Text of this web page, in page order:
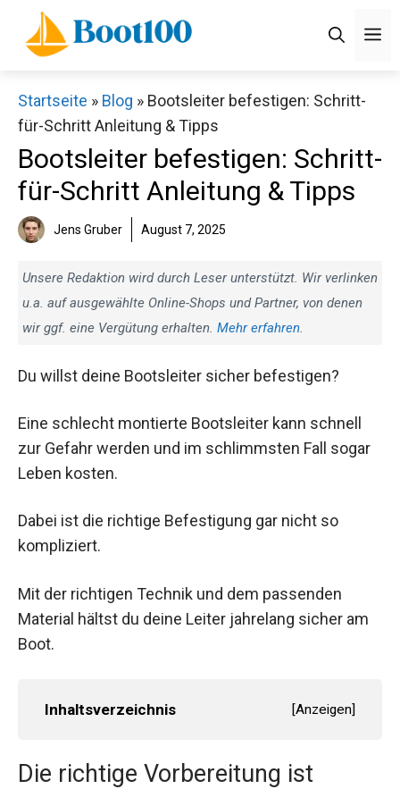
Inhalt
springen
Startseite » Blog » Bootsleiter befestigen: Schritt-
für-Schritt Anleitung & Tipps
Bootsleiter befestigen: Schritt-
für-Schritt Anleitung & Tipps
Jens Gruber August 7, 2025
Unsere Redaktion wird durch Leser unterstützt. Wir verlinken
u.a. auf ausgewählte Online-Shops und Partner, von denen
wir ggf. eine Vergütung erhalten. Mehr erfahren.
Du willst deine Bootsleiter sicher befestigen?
Eine schlecht montierte Bootsleiter kann schnell
zur Gefahr werden und im schlimmsten Fall sogar
Leben kosten.
Dabei ist die richtige Befestigung gar nicht so
kompliziert.
Mit der richtigen Technik und dem passenden
Material hältst du deine Leiter jahrelang sicher am
Boot.
Inhaltsverzeichnis [Anzeigen]
Die richtige Vorbereitung ist